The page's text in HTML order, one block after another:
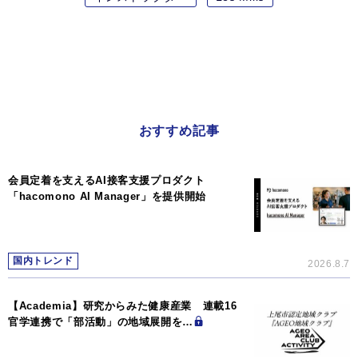
おすすめ記事
会員定着を支えるAI接客支援プロダクト
「hacomono AI Manager」を提供開始
国内トレンド 2026.8.7
【Academia】研究からみた健康産業 連載16
官学連携で「部活動」の地域展開を…